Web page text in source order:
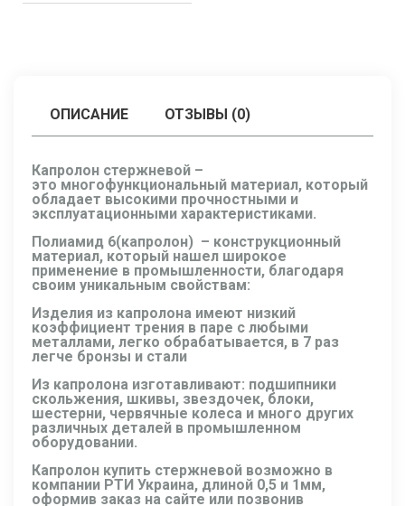
ОПИСАНИЕ ОТЗЫВЫ (0)
Капролон стержневой –
это многофункциональный материал, который
обладает высокими прочностными и
эксплуатационными характеристиками.
Полиамид 6(капролон) – конструкционный
материал, который нашел широкое
применение в промышленности, благодаря
своим уникальным свойствам:
Изделия из капролона имеют низкий
коэффициент трения в паре с любыми
металлами, легко обрабатывается, в 7 раз
легче бронзы и стали
Из капролона изготавливают: подшипники
скольжения, шкивы, звездочек, блоки,
шестерни, червячные колеса и много других
различных деталей в промышленном
оборудовании.
Капролон купить стержневой возможно в
компании РТИ Украина, длиной 0,5 и 1мм,
оформив заказ на сайте или позвонив